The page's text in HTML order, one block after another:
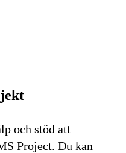
och stöd att
Project. Du kan